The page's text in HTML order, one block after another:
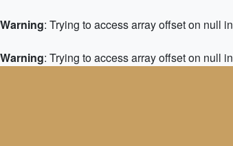
Warning: Trying to access array offset on null in
Warning: Trying to access array offset on null in